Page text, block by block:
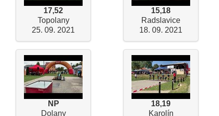
17,52
Topolany
25. 09. 2021
15,18
Radslavice
18. 09. 2021
NP
Dolany
18,19
Karolín